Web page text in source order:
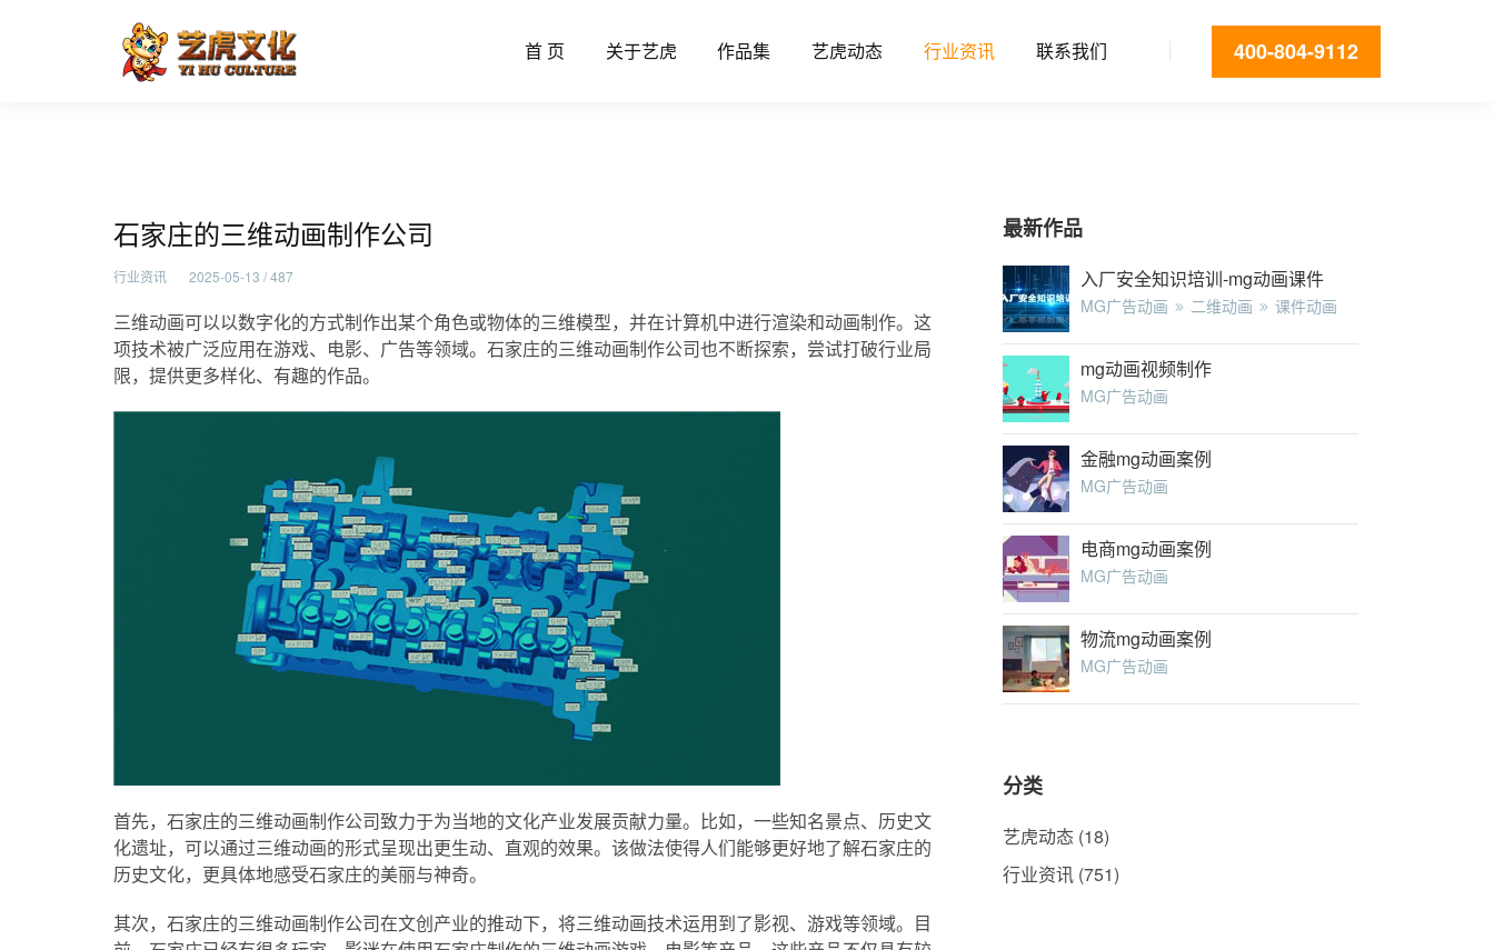
首 页 关于艺虎 作品集 艺虎动态 行业资讯 联系我们 400-804-9112
石家庄的三维动画制作公司
石家庄的三维动画制作公司
行业资讯 2025-05-13 / 487
三维动画可以以数字化的方式制作出某个角色或物体的三维模型，并在计算机中进行渲染和动画制作。这
项技术被广泛应用在游戏、电影、广告等领域。石家庄的三维动画制作公司也不断探索，尝试打破行业局
限，提供更多样化、有趣的作品。
首先，石家庄的三维动画制作公司致力于为当地的文化产业发展贡献力量。比如，一些知名景点、历史文
化遗址，可以通过三维动画的形式呈现出更生动、直观的效果。该做法使得人们能够更好地了解石家庄的
历史文化，更具体地感受石家庄的美丽与神奇。
其次，石家庄的三维动画制作公司在文创产业的推动下，将三维动画技术运用到了影视、游戏等领域。目
最新作品
入厂安全知识培训-mg动画课件
MG广告动画 二维动画 课件动画
mg动画视频制作
MG广告动画
金融mg动画案例
MG广告动画
电商mg动画案例
MG广告动画
物流mg动画案例
MG广告动画
分类
艺虎动态 (18)
行业资讯 (751)